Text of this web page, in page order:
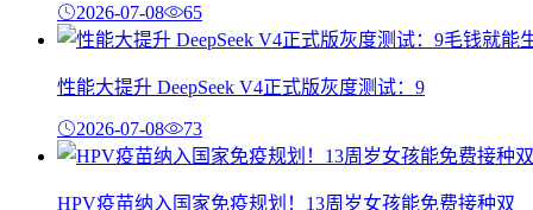
2026-07-08 65
性能大提升 DeepSeek V4正式版灰度测试：9
2026-07-08 73
HPV疫苗纳入国家免疫规划！13周岁女孩能免费接种双